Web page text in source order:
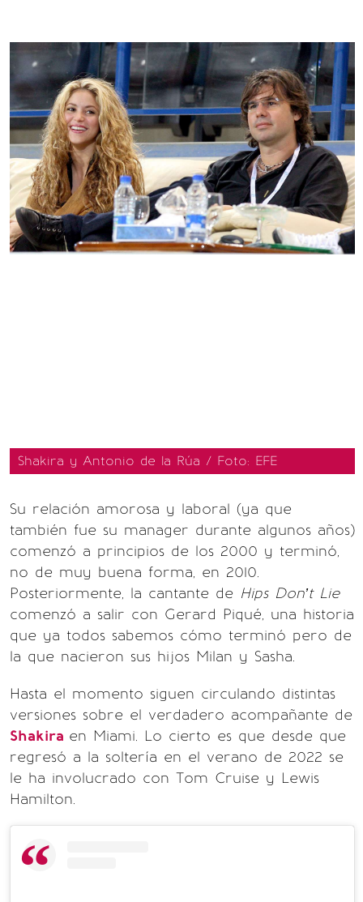
Shakira y Antonio de la Rúa / Foto: EFE
Su relación amorosa y laboral (ya que
también fue su manager durante algunos años)
comenzó a principios de los 2000 y terminó,
no de muy buena forma, en 2010.
Posteriormente, la cantante de Hips Don’t Lie
comenzó a salir con Gerard Piqué, una historia
que ya todos sabemos cómo terminó pero de
la que nacieron sus hijos Milan y Sasha.
Hasta el momento siguen circulando distintas
versiones sobre el verdadero acompañante de
Shakira en Miami. Lo cierto es que desde que
regresó a la soltería en el verano de 2022 se
le ha involucrado con Tom Cruise y Lewis
Hamilton.